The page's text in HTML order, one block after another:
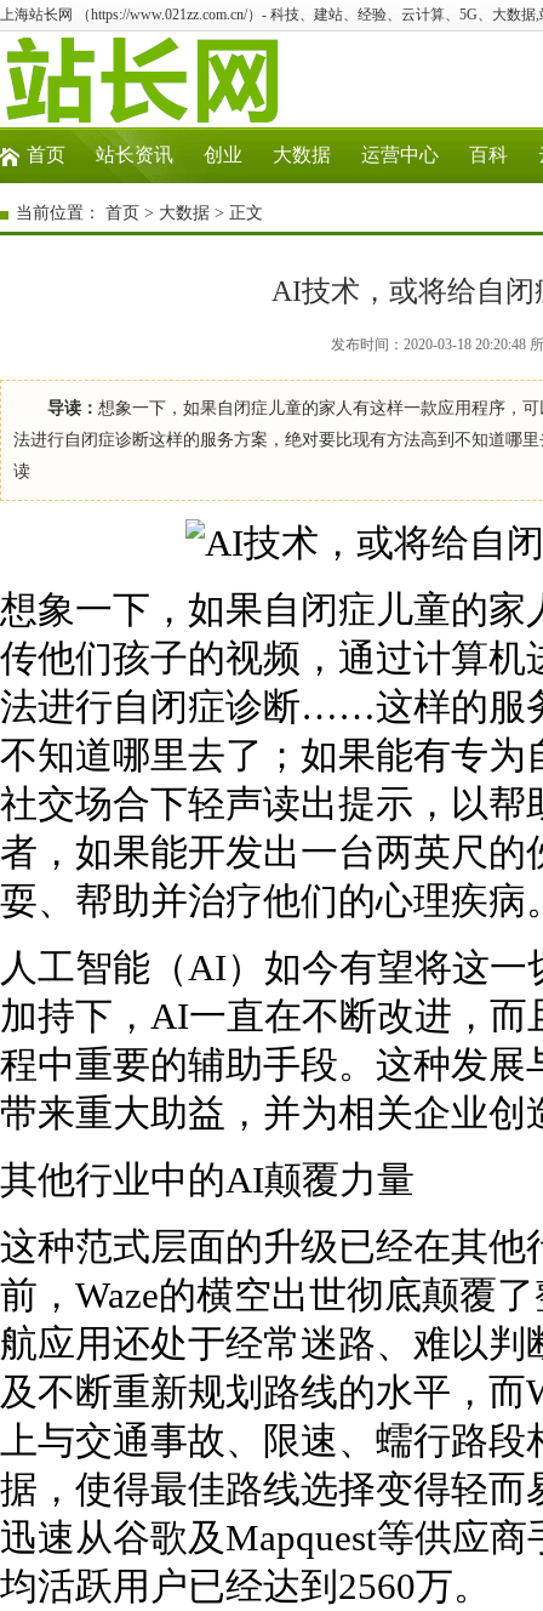
上海站长网 （https://www.021zz.com.cn/）- 科技、建站、经验、云计算、5G、大数据
首页 站长资讯 创业 大数据 运营中心 百科
当前位置： 首页 > 大数据 > 正文
AI技术，或将给自
发布时间：2020-03-18 20:20:48
导读： 想象一下，如果自闭症儿童的家人有这样一款应用程序，
法进行自闭症诊断这样的服务方案，绝对要比现有方法高到不知道哪
读
想象一下，如果自闭症儿童的
传他们孩子的视频，通过计算
法进行自闭症诊断……这样的服
不知道哪里去了；如果能有专
社交场合下轻声读出提示，以
者，如果能开发出一台两英尺
耍、帮助并治疗他们的心理疾病
人工智能（AI）如今有望将这
加持下，AI一直在不断改进，
程中重要的辅助手段。这种发
带来重大助益，并为相关企业
其他行业中的AI颠覆力量
这种范式层面的升级已经在其
前，Waze的横空出世彻底颠覆
航应用还处于经常迷路、难以
及不断重新规划路线的水平，而
上与交通事故、限速、蠕行路
据，使得最佳路线选择变得轻
迅速从谷歌及Mapquest等供应
均活跃用户已经达到2560万。